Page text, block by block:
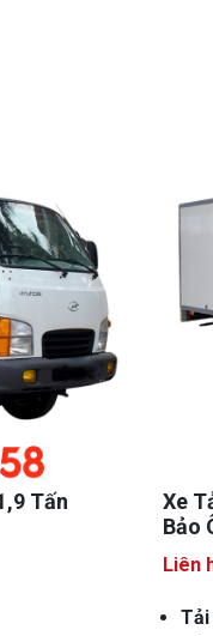
Tấn
Xe
Bảo
Liên
Tải